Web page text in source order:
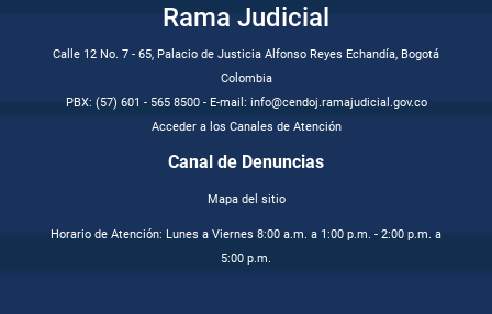
Rama Judicial
Calle 12 No. 7 - 65, Palacio de Justicia Alfonso Reyes Echandía, Bogotá
Colombia
PBX: (57) 601 - 565 8500 - E-mail: info@cendoj.ramajudicial.gov.co
Acceder a los Canales de Atención
Canal de Denuncias
Mapa del sitio
Horario de Atención: Lunes a Viernes 8:00 a.m. a 1:00 p.m. - 2:00 p.m. a
5:00 p.m.